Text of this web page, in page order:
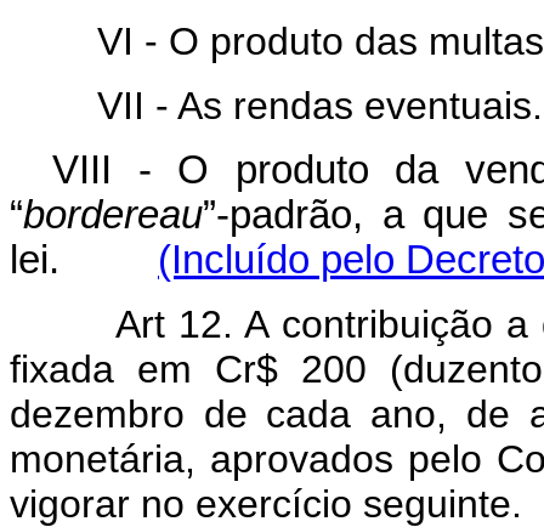
VI - O produto das
VII - As rendas eventuais.
VIII - O produto da
“bordereau”-padrão, a que
lei. (Incluído pelo
Art 12. A contribuição
fixada em Cr$ 200
dezembro de cada ano, de
monetária, aprovados pelo
vigorar no exercício seguinte.